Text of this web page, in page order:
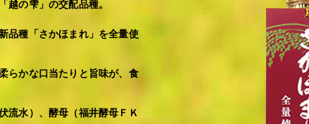
越の雫」の交配品種。
品種「さかほまれ」を全量使
らかな口当たりと旨味が、食
流水）、酵母（福井酵母ＦＫ